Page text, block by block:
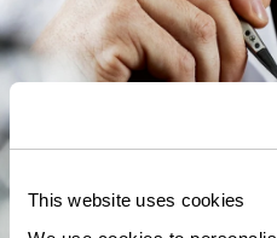
This website uses cookies